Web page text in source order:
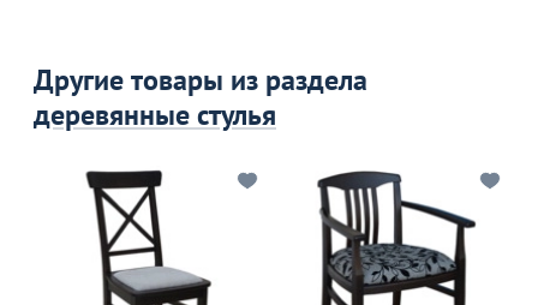
Другие товары из раздела
деревянные стулья